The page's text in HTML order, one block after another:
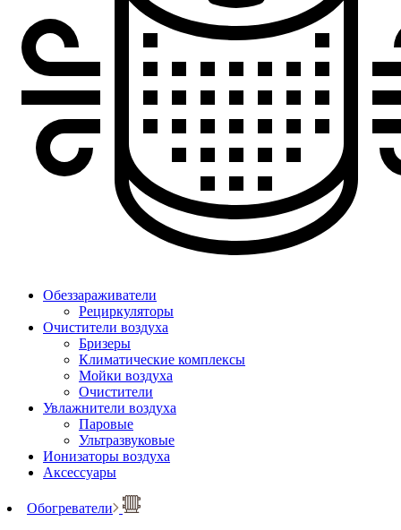
Обеззараживатели
Рециркуляторы
Очистители воздуха
Бризеры
Климатические комплексы
Мойки воздуха
Очистители
Увлажнители воздуха
Паровые
Ультразвуковые
Ионизаторы воздуха
Аксессуары
Обогреватели